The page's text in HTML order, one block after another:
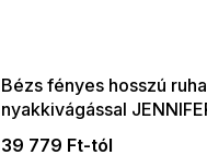
Bézs fényes hosszú ruha
nyakkivágással
39 779 Ft-tól